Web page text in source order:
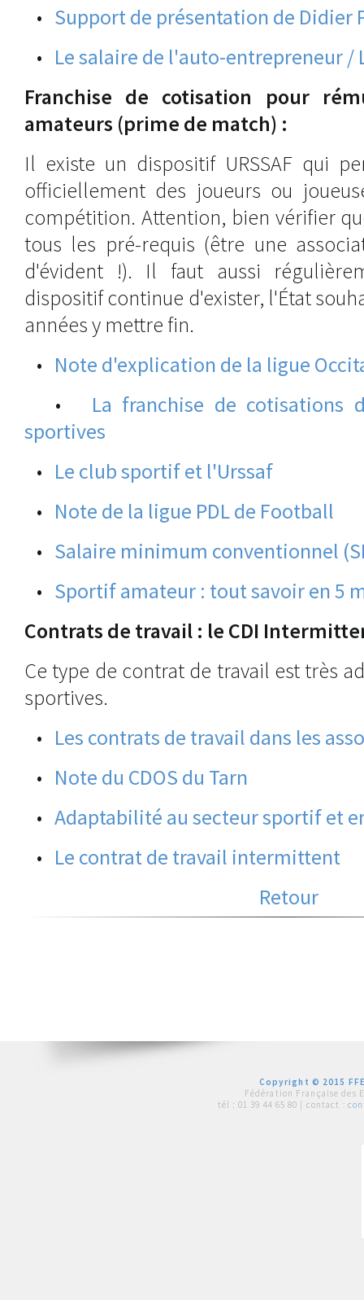
• Support de présentation de Didier
• Le salaire de l'auto-entrepreneur /
Franchise de cotisation pour
amateurs (prime de match) :
Il existe un dispositif URSSAF qui
officiellement des joueurs ou
compétition. Attention, bien vérifier
tous les pré-requis (être une
d'évident !). Il faut aussi
dispositif continue d'exister, l'État
années y mettre fin.
• Note d'explication de la ligue
• La franchise de cotisations
sportives
• Le club sportif et l'Urssaf
• Note de la ligue PDL de Football
• Salaire minimum conventionnel
• Sportif amateur : tout savoir en 5
Contrats de travail : le CDI
Ce type de contrat de travail est très
sportives.
• Les contrats de travail dans les
• Note du CDOS du Tarn
• Adaptabilité au secteur sportif et
• Le contrat de travail intermittent
Retour
Copyright © 2015
Fédération Française des
tél : 01 39 44 65 80 | contact :